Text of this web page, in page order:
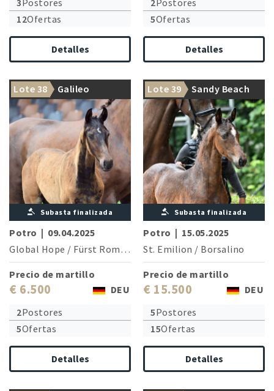
3 Postores
12Ofertas
Detalles
2 Postores
5Ofertas
Detalles
Lote 38 Galileo
Subasta finalizada
Potro | 09.04.2025
Global Hope / Fürst Romancier
Precio de martillo
€ 6.500
DEU
2Postores
5Ofertas
Detalles
Lote 39 Sandy Beach
Subasta finalizada
Potro | 15.05.2025
St. Emilion / Borsalino
Precio de martillo
€ 15.500
DEU
5Postores
15Ofertas
Detalles